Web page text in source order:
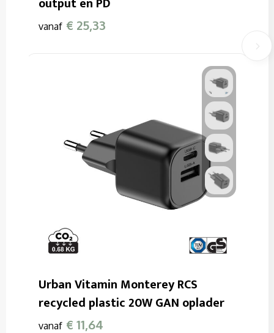
vanaf € 25,33
Urban Vitamin Monterey RCS
recycled plastic 20W GAN oplader
vanaf € 11,64